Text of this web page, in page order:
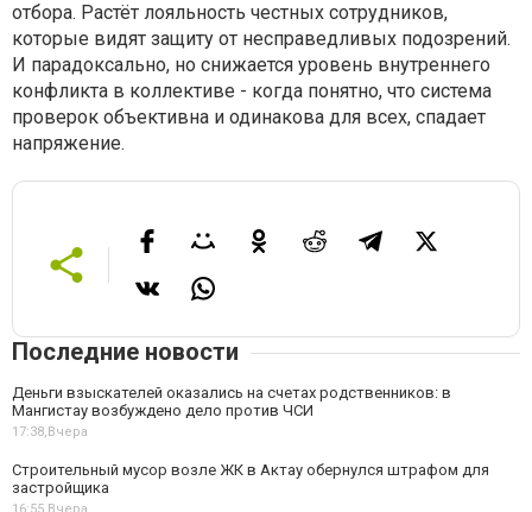
отбора. Растёт лояльность честных сотрудников,
которые видят защиту от несправедливых подозрений.
И парадоксально, но снижается уровень внутреннего
конфликта в коллективе - когда понятно, что система
проверок объективна и одинакова для всех, спадает
напряжение.
Последние новости
Деньги взыскателей оказались на счетах родственников: в
Мангистау возбуждено дело против ЧСИ
17:38,Вчера
Строительный мусор возле ЖК в Актау обернулся штрафом для
застройщика